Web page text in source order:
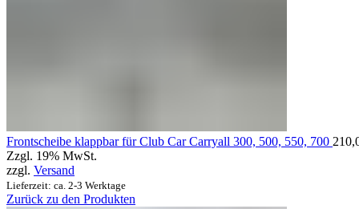
Frontscheibe klappbar für Club Car Carryall 300, 500, 550, 700
Zzgl. 19% MwSt.
zzgl. Versand
Lieferzeit: ca. 2-3 Werktage
Zurück zu den Produkten